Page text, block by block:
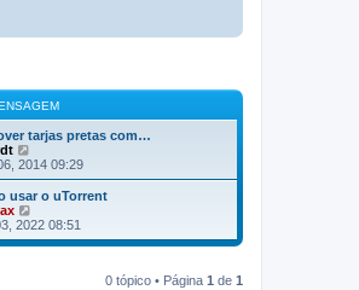
tarjas pretas com…
e
r
ú
t
m
2014 09:29
usar o uTorrent
e
r
2022 08:51
0 tópico • Página 1 de 1